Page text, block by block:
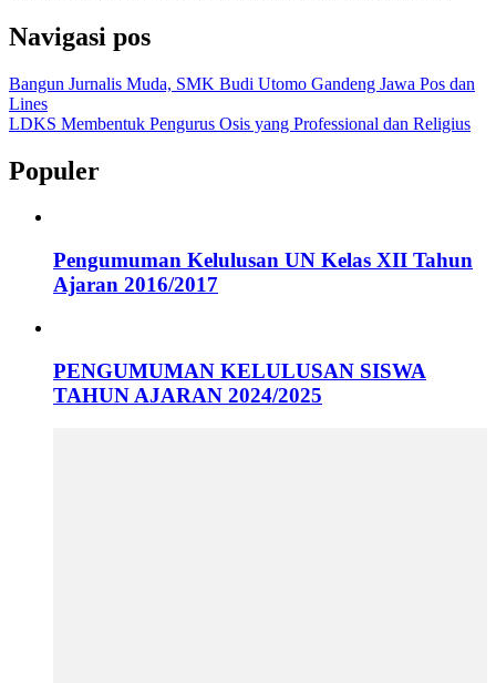
Navigasi pos
Bangun Jurnalis Muda, SMK Budi Utomo Gandeng Jawa Pos dan
Lines
LDKS Membentuk Pengurus Osis yang Professional dan Religius
Populer
Pengumuman Kelulusan UN Kelas XII Tahun
Ajaran 2016/2017
PENGUMUMAN KELULUSAN SISWA
TAHUN AJARAN 2024/2025